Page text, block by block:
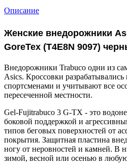
Описание
Женские внедорожники
GoreTex (T4E8N 9097)
Внедорожники Trabuco одни из
Asics. Кроссовки
спортсменами и учитывают все
пересеченной местности.
Gel-Fujitrabuco 3 G-TX - это
боковой поддержкой и
типов беговых поверхностей от
покрытия. Защитная пластина
ногу от неровностей и камней. В
зимой, весной или осенью в